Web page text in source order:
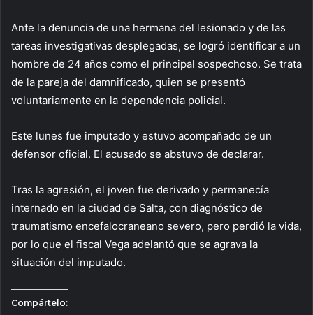
Ante la denuncia de una hermana del lesionado y de las
tareas investigativas desplegadas, se logró identificar a un
hombre de 24 años como el principal sospechoso. Se trata
de la pareja del damnificado, quien se presentó
voluntariamente en la dependencia policial.
Este lunes fue imputado y estuvo acompañado de un
defensor oficial. El acusado se abstuvo de declarar.
Tras la agresión, el joven fue derivado y permanecía
internado en la ciudad de Salta, con diagnóstico de
traumatismo encefalocraneano severo, pero perdió la vida,
por lo que el fiscal Vega adelantó que se agrava la
situación del imputado.
Compártelo: